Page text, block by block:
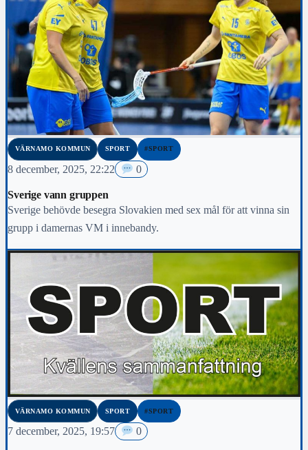
VÄRNAMO KOMMUN SPORT #SPORT
8 december, 2025, 22:22 0
Sverige vann gruppen
Sverige behövde besegra Slovakien med sex mål för att vinna sin
grupp i damernas VM i innebandy.
VÄRNAMO KOMMUN SPORT #SPORT
7 december, 2025, 19:57 0